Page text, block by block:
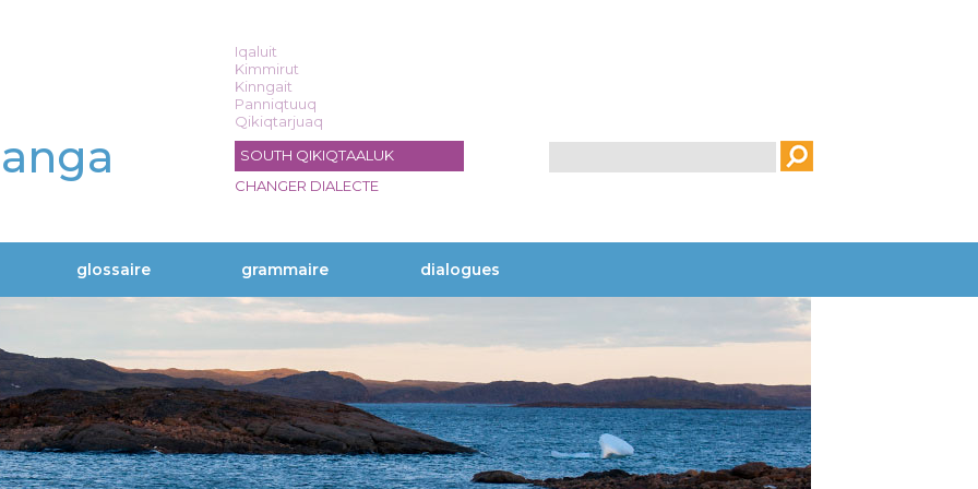
Iqaluit
Kimmirut
Kinngait
Panniqtuuq
Qikiqtarjuaq
SOUTH QIKIQTAALUK
CHANGER DIALECTE
glossaire grammaire dialogues